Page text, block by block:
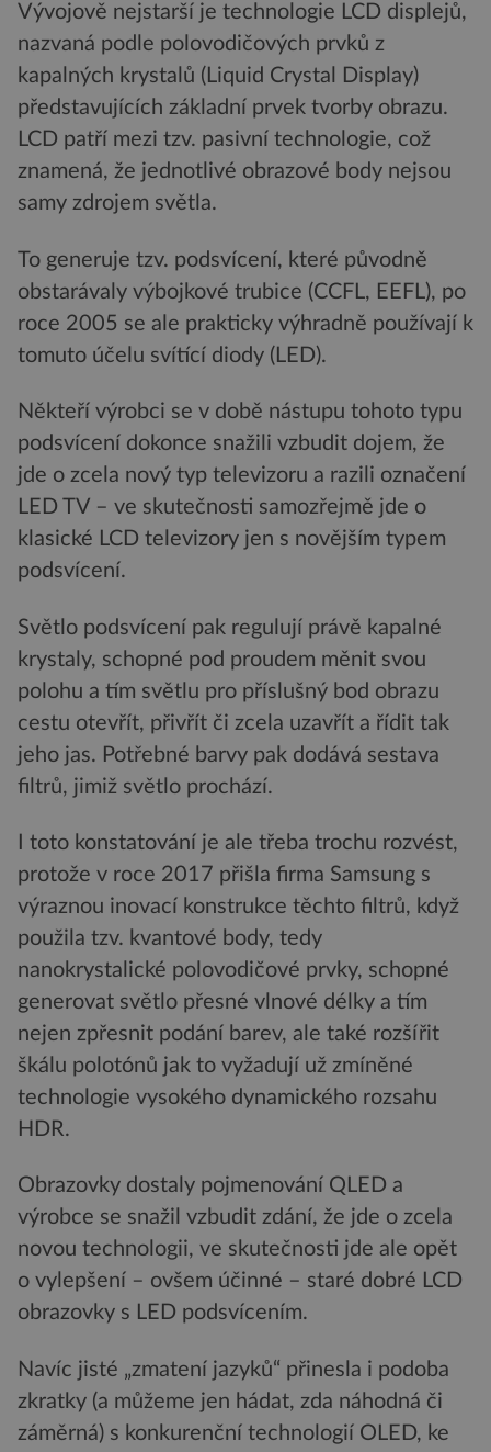
Vývojově nejstarší je technologie LCD displejů,
nazvaná podle polovodičových prvků z
kapalných krystalů (Liquid Crystal Display)
představujících základní prvek tvorby obrazu.
LCD patří mezi tzv. pasivní technologie, což
znamená, že jednotlivé obrazové body nejsou
samy zdrojem světla.
To generuje tzv. podsvícení, které původně
obstarávaly výbojkové trubice (CCFL, EEFL), po
roce 2005 se ale prakticky výhradně používají k
tomuto účelu svítící diody (LED).
Někteří výrobci se v době nástupu tohoto typu
podsvícení dokonce snažili vzbudit dojem, že
jde o zcela nový typ televizoru a razili označení
LED TV – ve skutečnosti samozřejmě jde o
klasické LCD televizory jen s novějším typem
podsvícení.
Světlo podsvícení pak regulují právě kapalné
krystaly, schopné pod proudem měnit svou
polohu a tím světlu pro příslušný bod obrazu
cestu otevřít, přivřít či zcela uzavřít a řídit tak
jeho jas. Potřebné barvy pak dodává sestava
filtrů, jimiž světlo prochází.
I toto konstatování je ale třeba trochu rozvést,
protože v roce 2017 přišla firma Samsung s
výraznou inovací konstrukce těchto filtrů, když
použila tzv. kvantové body, tedy
nanokrystalické polovodičové prvky, schopné
generovat světlo přesné vlnové délky a tím
nejen zpřesnit podání barev, ale také rozšířit
škálu polotónů jak to vyžadují už zmíněné
technologie vysokého dynamického rozsahu
HDR.
Obrazovky dostaly pojmenování QLED a
výrobce se snažil vzbudit zdání, že jde o zcela
novou technologii, ve skutečnosti jde ale opět
o vylepšení – ovšem účinné – staré dobré LCD
obrazovky s LED podsvícením.
Navíc jisté „zmatení jazyků“ přinesla i podoba
zkratky (a můžeme jen hádat, zda náhodná či
záměrná) s konkurenční technologií OLED, ke